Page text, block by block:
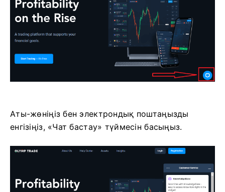
Аты-жөніңіз бен электрондық поштаңызды
енгізіңіз, «Чат бастау» түймесін басыңыз.